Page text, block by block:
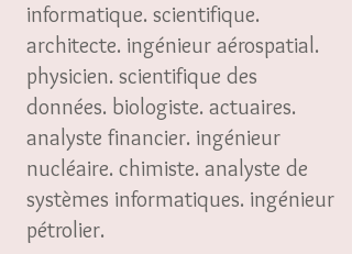
informatique. scientifique.
architecte. ingénieur aérospatial.
physicien. scientifique des
données. biologiste. actuaires.
analyste financier. ingénieur
nucléaire. chimiste. analyste de
systèmes informatiques. ingénieur
pétrolier.